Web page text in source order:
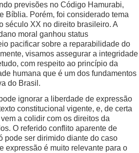
previsões no Código Hamurabi,
Bíblia. Porém, foi considerado tema
século XX no direito brasileiro. A
moral ganhou status
pacificar sobre a reparabilidade do
visamos assegurar a integridade
com respeito ao princípio da
humana que é um dos fundamentos
do Brasil.
ignorar a liberdade de expressão
constitucional vigente, e, de certa
a colidir com os direitos da
O referido conflito aparente de
pode ser dirimido diante do caso
expressão é muito relevante para o